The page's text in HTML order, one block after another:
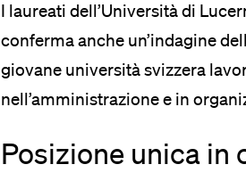
I laureati dell’Università di
conferma anche un’indagine
giovane università svizzera
nell’amministrazione e in
Posizione unica in